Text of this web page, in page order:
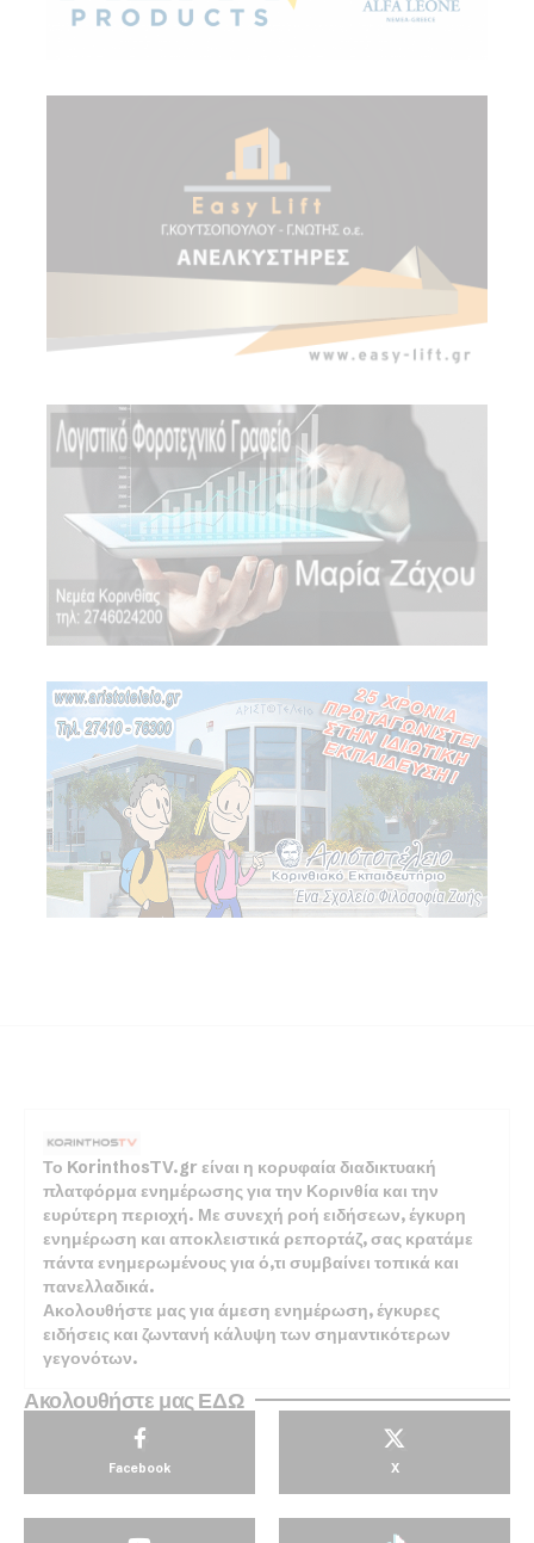
Το KorinthosTV.gr είναι η κορυφαία διαδικτυακή
πλατφόρμα ενημέρωσης για την Κορινθία και την
ευρύτερη περιοχή. Με συνεχή ροή ειδήσεων, έγκυρη
ενημέρωση και αποκλειστικά ρεπορτάζ, σας κρατάμε
πάντα ενημερωμένους για ό,τι συμβαίνει τοπικά και
πανελλαδικά.
Ακολουθήστε μας για άμεση ενημέρωση, έγκυρες
ειδήσεις και ζωντανή κάλυψη των σημαντικότερων
γεγονότων.
Ακολουθήστε μας ΕΔΩ
Facebook X